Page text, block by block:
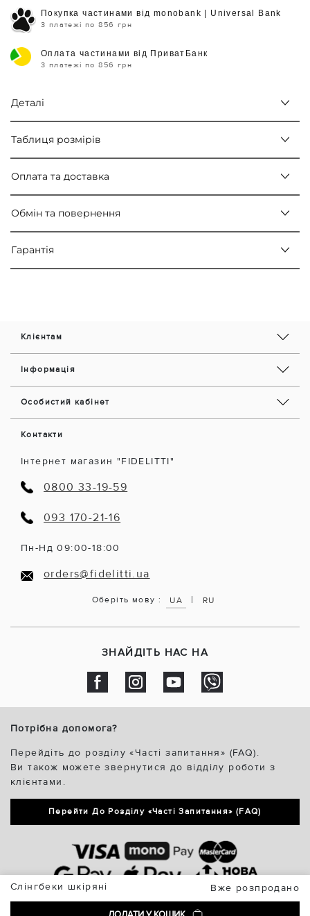
Слінгбеки шкіряні Вже розпродано
Покупка частинами від monobank | Universal Bank
3 платежі по 856 грн
Оплата частинами від ПриватБанк
3 платежі по 856 грн
Деталі
Таблиця розмірів
Оплата та доставка
Обмін та повернення
Гарантія
Клієнтам
Інформація
Особистий кабінет
Контакти
Інтернет магазин "FIDELITTI"
0800 33-19-59
093 170-21-16
Пн-Нд 09:00-18:00
orders@fidelitti.ua
Оберіть мову : UA | RU
ЗНАЙДІТЬ НАС НА
Потрібна допомога?
Перейдіть до розділу «Часті запитання» (FAQ).
Ви також можете звернутися до відділу роботи з
клієнтами.
Перейти До Розділу «Часті Запитання» (FAQ)